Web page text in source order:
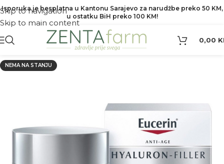
Skip to navigation
Skip to main content
Isporuka je besplatna u Kantonu Sarajevo za narudžbe preko 50 KM,
u ostatku BiH preko 100 KM!
0,00
NEMA NA STANJU